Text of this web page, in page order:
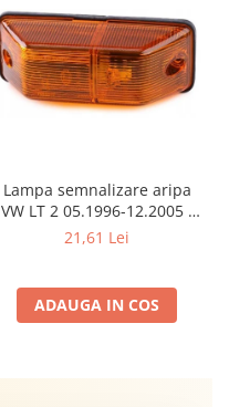
Lampa semnalizare aripa
VW LT 2 05.1996-12.2005 ;
Mercedes Sprinter 1995-
Neoplan Euroliner,
Starliner,Centroliner,
21,61 Lei
ADAUGA IN COS